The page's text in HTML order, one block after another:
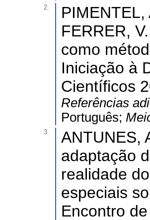
2.
FERRER,
como
Iniciação à
Científicos
Referências
Português;
3.
ANTUNES,
adaptação
realidade
especiais
Encontro